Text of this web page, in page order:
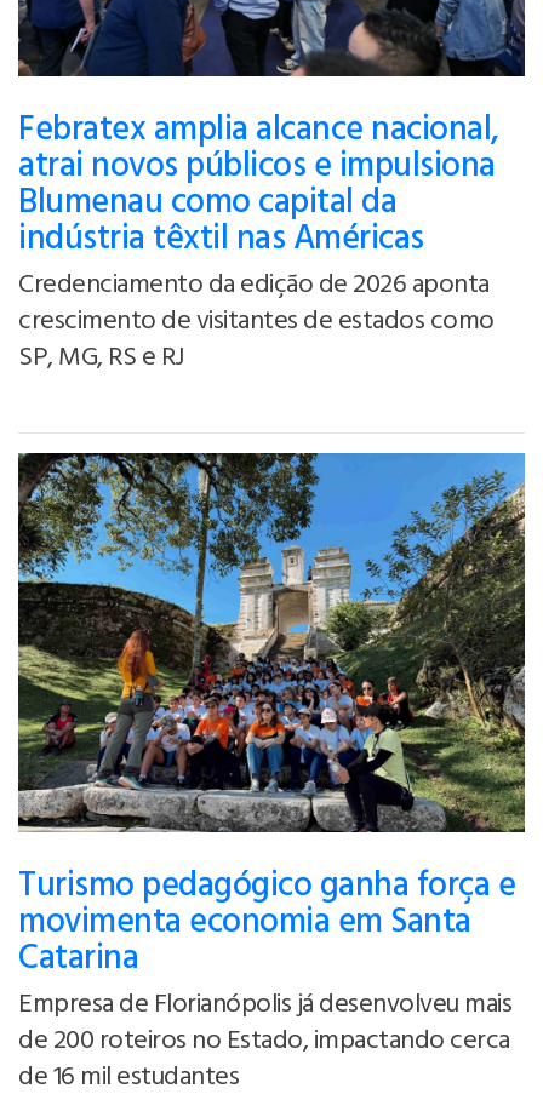
Febratex amplia alcance nacional,
atrai novos públicos e impulsiona
Blumenau como capital da
indústria têxtil nas Américas
Credenciamento da edição de 2026 aponta
crescimento de visitantes de estados como
SP, MG, RS e RJ
Turismo pedagógico ganha força e
movimenta economia em Santa
Catarina
Empresa de Florianópolis já desenvolveu mais
de 200 roteiros no Estado, impactando cerca
de 16 mil estudantes